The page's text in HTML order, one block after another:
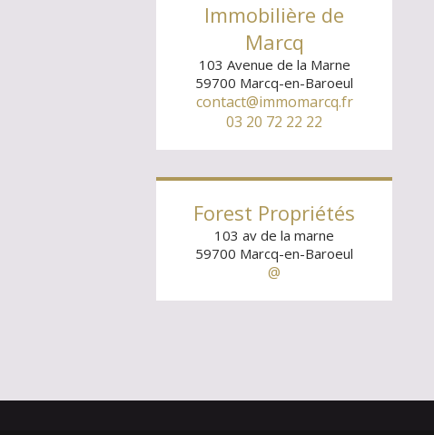
Immobilière de
Marcq
103 Avenue de la Marne
59700 Marcq-en-Baroeul
contact@immomarcq.fr
03 20 72 22 22
Forest Propriétés
103 av de la marne
59700 Marcq-en-Baroeul
@